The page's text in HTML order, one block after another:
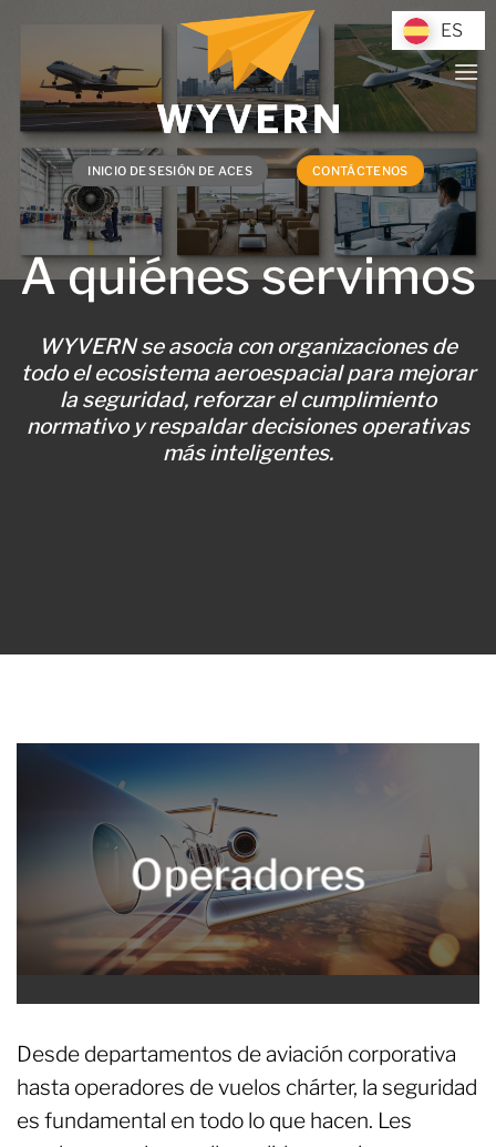
contenido
INICIO DE SESIÓN DE ACES CONTÁCTENOS
A quiénes servimos
WYVERN se asocia con organizaciones de
todo el ecosistema aeroespacial para mejorar
la seguridad, reforzar el cumplimiento
normativo y respaldar decisiones operativas
más inteligentes.
Operadores
Desde departamentos de aviación corporativa
hasta operadores de vuelos chárter, la seguridad
es fundamental en todo lo que hacen. Les
ES
ES